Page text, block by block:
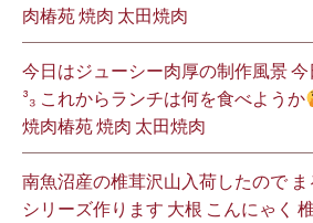
肉椿苑 焼肉 太田焼肉
今日はジューシー肉厚の制作風景
³₃ これからランチは何を食べようか
焼肉椿苑 焼肉 太田焼肉
南魚沼産の椎茸沢山入荷したので
シリーズ作ります 大根 こんにゃく